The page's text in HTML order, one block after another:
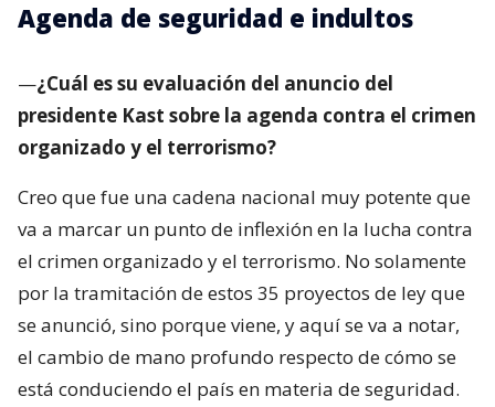
Agenda de seguridad e indultos
—¿Cuál es su evaluación del anuncio del
presidente Kast sobre la agenda contra el crimen
organizado y el terrorismo?
Creo que fue una cadena nacional muy potente que
va a marcar un punto de inflexión en la lucha contra
el crimen organizado y el terrorismo. No solamente
por la tramitación de estos 35 proyectos de ley que
se anunció, sino porque viene, y aquí se va a notar,
el cambio de mano profundo respecto de cómo se
está conduciendo el país en materia de seguridad.